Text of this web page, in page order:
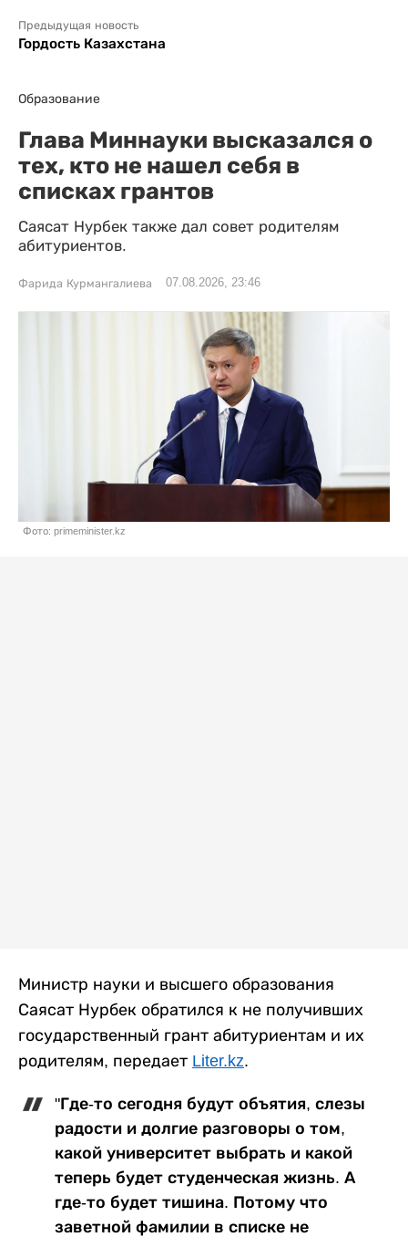
Предыдущая новость
Гордость Казахстана
Образование
Глава Миннауки высказался о
тех, кто не нашел себя в
списках грантов
Саясат Нурбек также дал совет родителям
абитуриентов.
Фарида Курмангалиева 07.08.2026, 23:46
Фото: primeminister.kz
Министр науки и высшего образования
Саясат Нурбек обратился к не получивших
государственный грант абитуриентам и их
родителям, передает Liter.kz.
"Где-то сегодня будут объятия, слезы
радости и долгие разговоры о том,
какой университет выбрать и какой
теперь будет студенческая жизнь. А
где-то будет тишина. Потому что
заветной фамилии в списке не